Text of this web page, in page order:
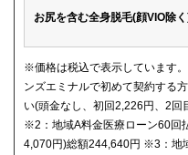
お尻を含む全身脱毛(顔VIO除
※価格は税込で表示しています
ンズエミナルで初めて契約する
い(頭金なし、初回2,226円、2
※2：地域A料金医療ローン60回
4,070円)総額244,640円 ※3：地